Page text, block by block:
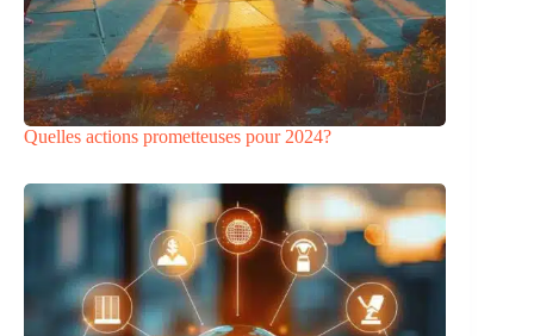
Quelles actions prometteuses pour 2024?